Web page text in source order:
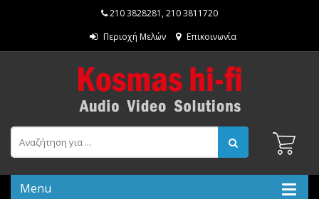
210 3828281 ,210 3811720
Περιοχή Μελών
Επικοινωνία
Menu